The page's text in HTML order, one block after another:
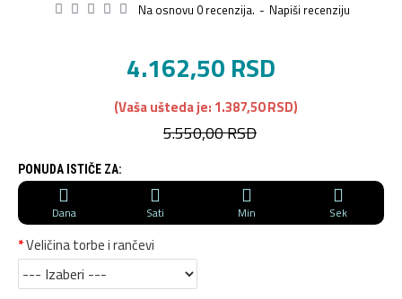
Na osnovu 0 recenzija. - Napiši recenziju
PONUDA ISTIČE ZA:
Dana Sati Min Sek
4.162,50 RSD
(Vaša ušteda je: 1.387,50 RSD)
5.550,00 RSD
Veličina torbe i rančevi